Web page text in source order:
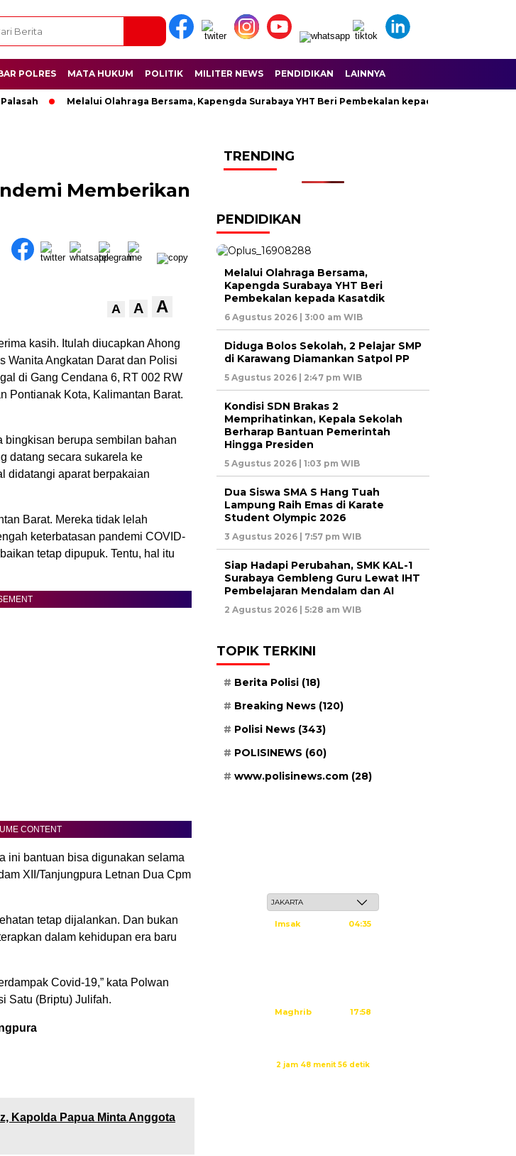
POLRES MATA HUKUM POLITIK MILITER NEWS PENDIDIKAN LAINNYA
Melalui Olahraga Bersama, Kapengda Surabaya YHT Beri Pembekalan kepada Kasatdik
Memberikan
A A A
kasih. Itulah diucapkan Ahong
Wanita Angkatan Darat dan Polisi
di Gang Cendana 6, RT 002 RW
Pontianak Kota, Kalimantan Barat.
bingkisan berupa sembilan bahan
datang secara sukarela ke
didatangi aparat berpakaian
Barat. Mereka tidak lelah
keterbatasan pandemi COVID-
tetap dipupuk. Tentu, hal itu
CONTENT
ini bantuan bisa digunakan selama
XII/Tanjungpura Letnan Dua Cpm
tetap dijalankan. Dan bukan
dalam kehidupan era baru
Covid-19,” kata Polwan
Satu (Briptu) Julifah.
Kapolda Papua Minta Anggota
TRENDING
PENDIDIKAN
Melalui Olahraga Bersama,
Kapengda Surabaya YHT Beri
Pembekalan kepada Kasatdik
6 Agustus 2026 | 3:00 am WIB
Diduga Bolos Sekolah, 2 Pelajar SMP
di Karawang Diamankan Satpol PP
5 Agustus 2026 | 2:47 pm WIB
Kondisi SDN Brakas 2
Memprihatinkan, Kepala Sekolah
Berharap Bantuan Pemerintah
Hingga Presiden
5 Agustus 2026 | 1:03 pm WIB
Dua Siswa SMA S Hang Tuah
Lampung Raih Emas di Karate
Student Olympic 2026
3 Agustus 2026 | 7:57 pm WIB
Siap Hadapi Perubahan, SMK KAL-1
Surabaya Gembleng Guru Lewat IHT
Pembelajaran Mendalam dan AI
2 Agustus 2026 | 5:28 am WIB
TOPIK TERKINI
Berita Polisi (18)
Breaking News (120)
Polisi News (343)
POLISINEWS (60)
www.polisinews.com (28)
Imsak 04:35
Maghrib 17:58
2 jam 48 menit 56 detik